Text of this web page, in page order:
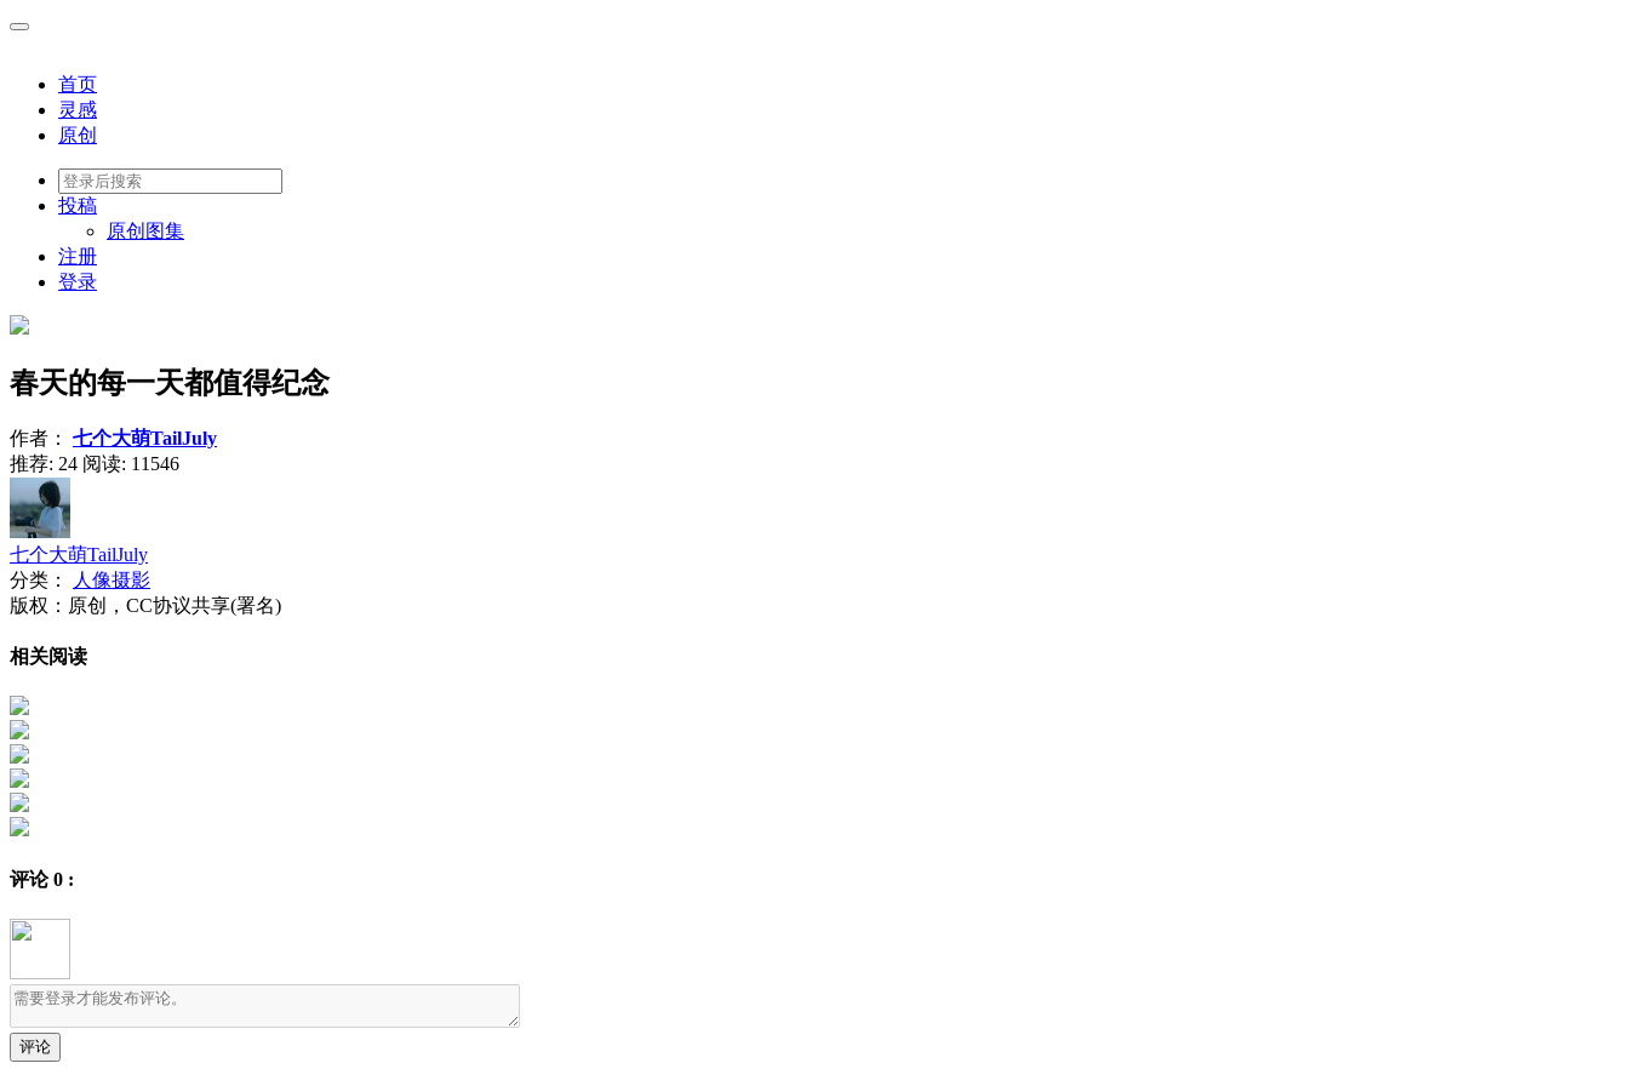
首页
灵感
原创
投稿
原创图集
注册
登录
春天的每一天都值得纪念
作者： 七个大萌TailJuly
推荐: 24 阅读: 11546
七个大萌TailJuly
分类：
人像摄影
版权：原创，CC协议共享(署名)
相关阅读
评论0 :